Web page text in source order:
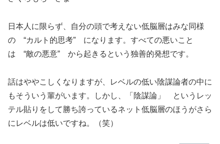
日本人に限らず、自分の頭で考えない低脳層はみな同様
の “カルト的思考” になります。すべての悪いこと
は “敵の悪意” から起きるという独善的発想です。
話はややこしくなりますが、レベルの低い陰謀論者の中に
もそういう輩がいます。しかし、「陰謀論」 というレッ
テル貼りをして勝ち誇っているネット低脳層のほうがさら
にレベルは低いですね。（笑）